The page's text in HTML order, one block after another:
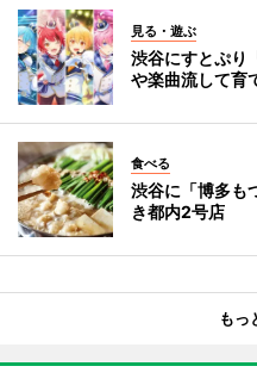
見る・遊ぶ
渋谷にすとぷり
や楽曲流して育
食べる
渋谷に「博多も
き都内2号店
もっ